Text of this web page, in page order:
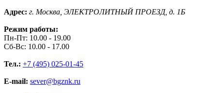
Адрес: г. Москва, ЭЛЕКТРОЛИТНЫЙ ПРОЕЗД, д. 1Б
Режим работы:
Пн-Пт: 10.00 - 19.00
Сб-Вс: 10.00 - 17.00
Тел.: +7 (495) 025-01-45
E-mail: sever@bgznk.ru